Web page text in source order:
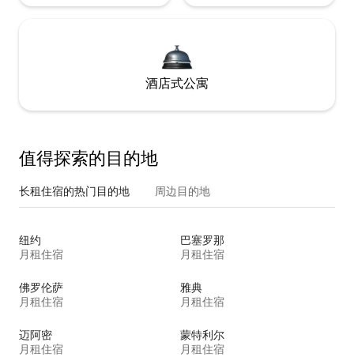
酒店式公寓
值得探索的目的地
长租住宿的热门目的地 周边目的地
纽约
月租住宿
巴塞罗那
月租住宿
佛罗伦萨
月租住宿
雅典
月租住宿
迈阿密
月租住宿
蒙特利尔
月租住宿